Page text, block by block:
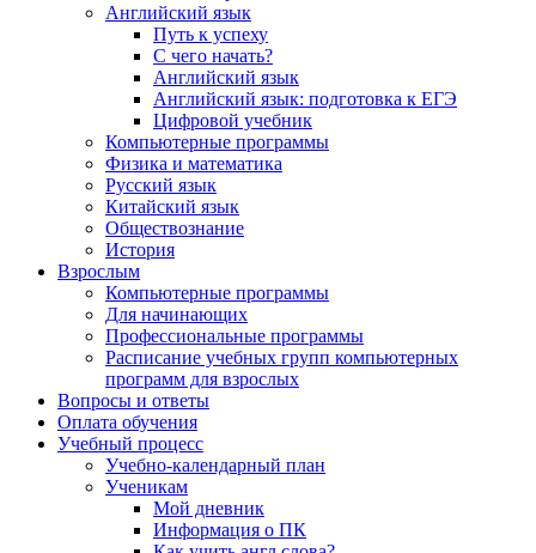
Английский язык
Путь к успеху
С чего начать?
Английский язык
Английский язык: подготовка к ЕГЭ
Цифровой учебник
Компьютерные программы
Физика и математика
Русский язык
Китайский язык
Обществознание
История
Взрослым
Компьютерные программы
Для начинающих
Профессиональные программы
Расписание учебных групп компьютерных
программ для взрослых
Вопросы и ответы
Оплата обучения
Учебный процесс
Учебно-календарный план
Ученикам
Мой дневник
Информация о ПК